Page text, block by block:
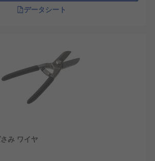
データシート
み ワイヤ